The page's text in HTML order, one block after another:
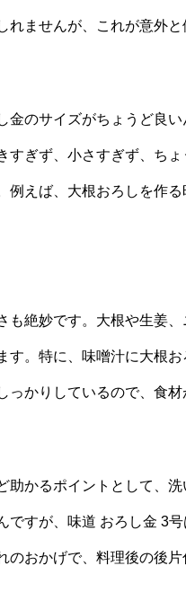
れませんが、これが意外と
金のサイズがちょうど良
すぎず、小さすぎず、ち
例えば、大根おろしを作
も絶妙です。大根や生姜
す。特に、味噌汁に大根
っかりしているので、食
助かるポイントとして、
ですが、味道 おろし金 3
のおかげで、料理後の後片